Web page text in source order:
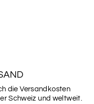
die Versandkosten
Schweiz und weltweit.